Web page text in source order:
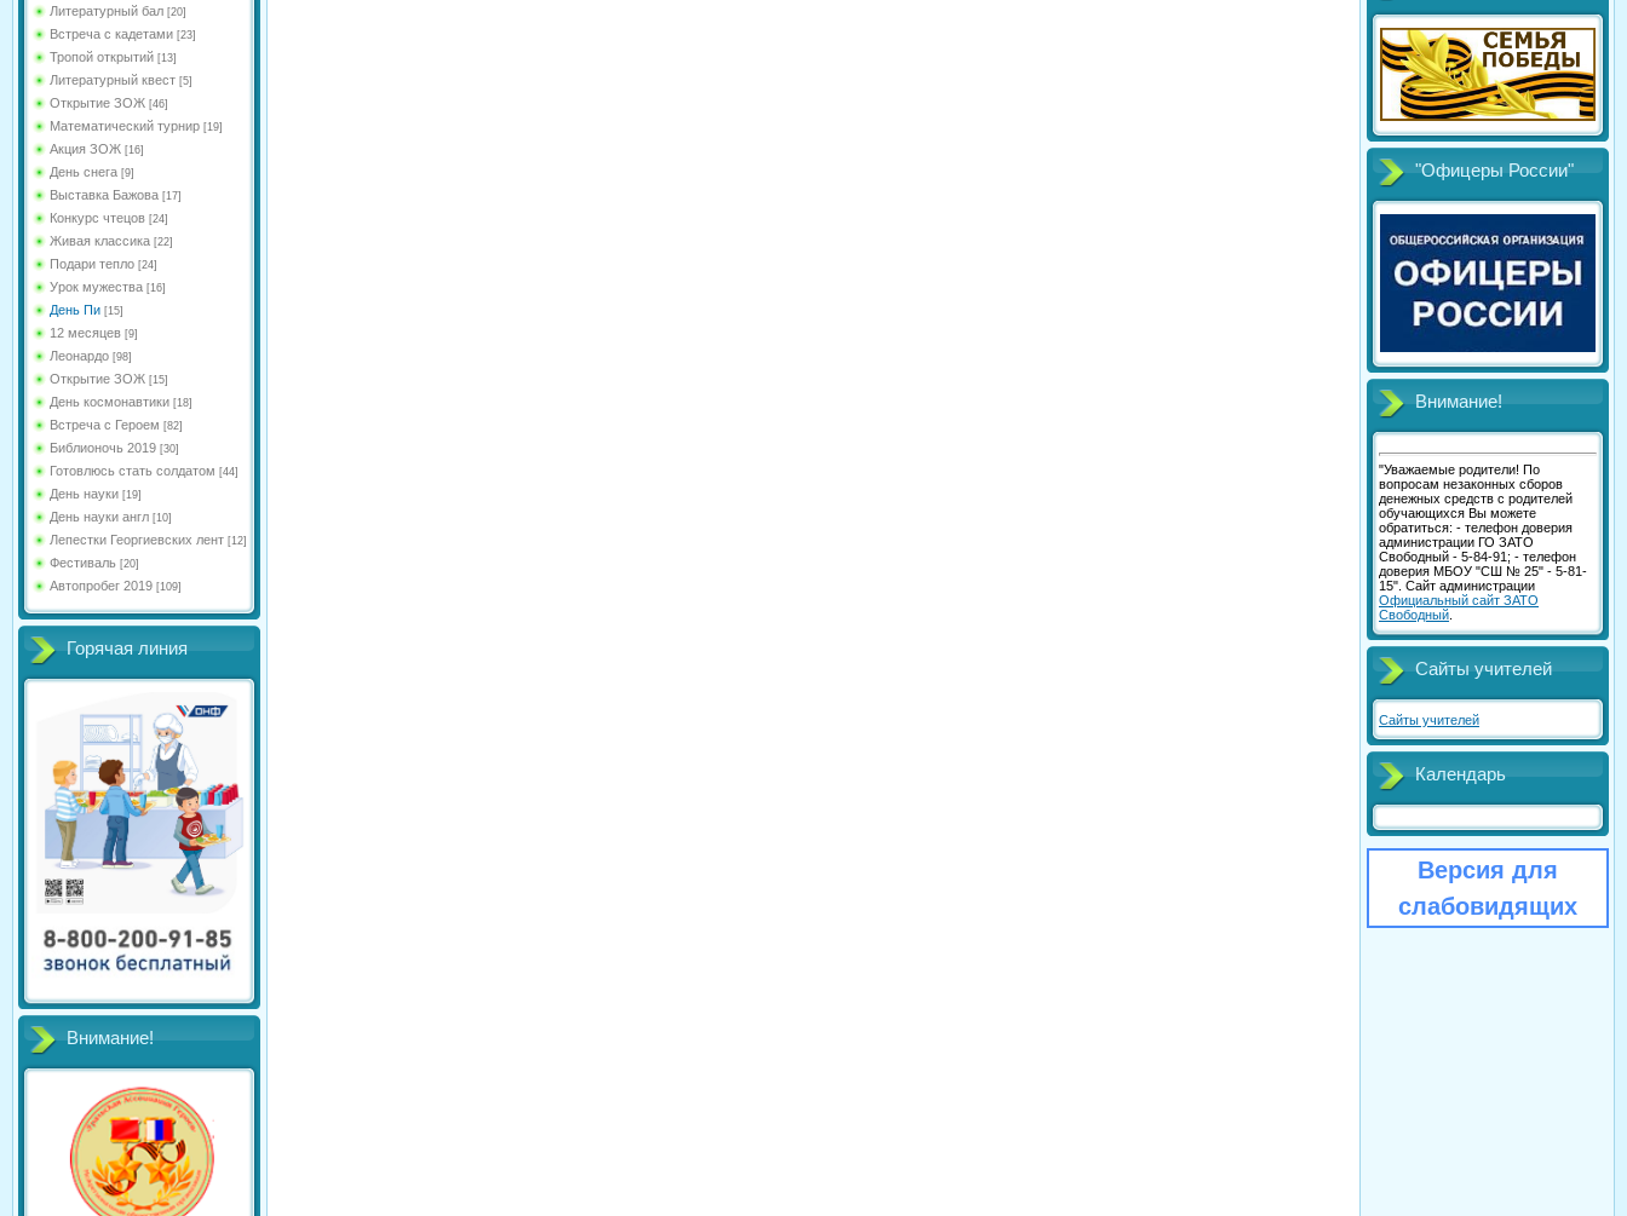
Литературный бал [20]
Встреча с кадетами [23]
Тропой открытий [13]
Литературный квест [5]
Открытие ЗОЖ [46]
Математический турнир [19]
Акция ЗОЖ [16]
День снега [9]
Выставка Бажова [17]
Конкурс чтецов [24]
Живая классика [22]
Подари тепло [24]
Урок мужества [16]
День Пи [15]
12 месяцев [9]
Леонардо [98]
Открытие ЗОЖ [15]
День космонавтики [18]
Встреча с Героем [82]
Библионочь 2019 [30]
Готовлюсь стать солдатом [44]
День науки [19]
День науки англ [10]
Лепестки Георгиевских лент [12]
Фестиваль [20]
Автопробег 2019 [109]
Горячая линия
Внимание!
"Офицеры России"
Внимание!
"Уважаемые родители! По
вопросам незаконных сборов
денежных средств с родителей
обучающихся Вы можете
обратиться: - телефон доверия
администрации ГО ЗАТО
Свободный - 5-84-91; - телефон
доверия МБОУ "СШ № 25" - 5-81-
15". Сайт администрации
Официальный сайт ЗАТО
Свободный
Сайты учителей
Сайты учителей
Календарь
Версия для
слабовидящих